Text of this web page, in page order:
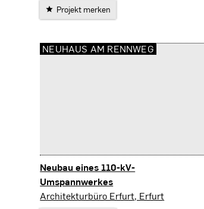
Projekt merken
Neubau eines 110-kV-
Umspannwerkes
Neuhaus am Rennweg
Architekturbüro Erfurt, Erfurt
NEUHAUS AM RENNWEG